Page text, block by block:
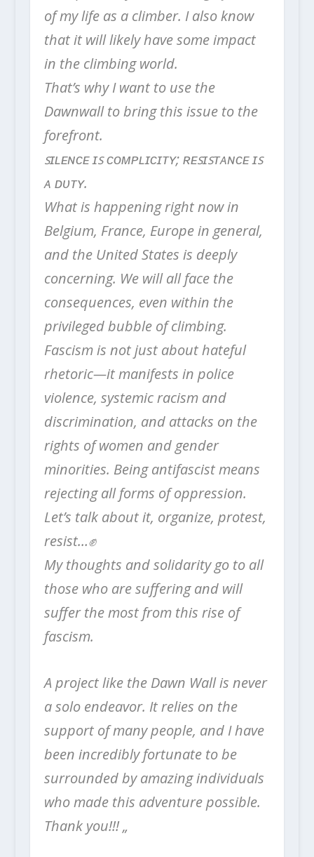
of my life as a climber. I also know
that it will likely have some impact
in the climbing world.
That’s why I want to use the
Dawnwall to bring this issue to the
forefront.
ꜱɪʟᴇɴᴄᴇ ɪꜱ ᴄᴏᴍᴘʟɪᴄɪᴛʏ; ʀᴇꜱɪꜱᴛᴀɴᴄᴇ ɪꜱ
ᴀ ᴅᴜᴛʏ.
What is happening right now in
Belgium, France, Europe in general,
and the United States is deeply
concerning. We will all face the
consequences, even within the
privileged bubble of climbing.
Fascism is not just about hateful
rhetoric—it manifests in police
violence, systemic racism and
discrimination, and attacks on the
rights of women and gender
minorities. Being antifascist means
rejecting all forms of oppression.
Let’s talk about it, organize, protest,
resist…✊️
My thoughts and solidarity go to all
those who are suffering and will
suffer the most from this rise of
fascism.
A project like the Dawn Wall is never
a solo endeavor. It relies on the
support of many people, and I have
been incredibly fortunate to be
surrounded by amazing individuals
who made this adventure possible.
Thank you!!! „